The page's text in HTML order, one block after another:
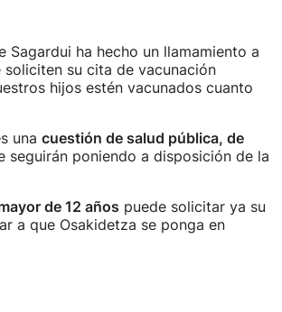
Sagardui ha hecho un llamamiento a
soliciten su cita de vacunación
hijos estén vacunados cuanto
una cuestión de salud pública, de
seguirán poniendo a disposición de la
de 12 años puede solicitar ya su
a que Osakidetza se ponga en